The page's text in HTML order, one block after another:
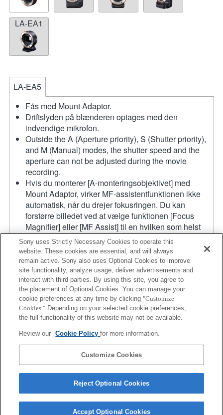
LA-EA1
LA-EA5
Fås med Mount Adaptor.
Driftslyden på blænderen optages med den
indvendige mikrofon.
Outside the A (Aperture priority), S (Shutter priority),
and M (Manual) modes, the shutter speed and the
aperture can not be adjusted during the movie
recording.
Hvis du monterer [A-monteringsobjektivet] med
Mount Adaptor, virker MF-assistentfunktionen ikke
automatisk, når du drejer fokusringen. Du kan
forstørre billedet ved at vælge funktionen [Focus
Magnifier] eller [MF Assist] til en hvilken som helst
tast i "Custom Key Settings (standard
tastindstillingerne)".
Touch-udløseren fungerer ikke.
Rystekompenseringen bliver 3-akset
(tvær-/høj-/længdeakse) med SteadyShot INSIDE.
Selvom du kan udføre autofokus, er det nogle gange
svært at fokusere på et motiv vha. denne funktion, når
du optager mørke scener, eller når et motiv er
ude af fokus.
Contact Us
Sony uses Strictly Necessary Cookies to operate this
website. These cookies are essential, and will always
remain active. Sony also uses Optional Cookies to improve
site functionality, analyze usage, deliver advertisements and
interact with third parties. By using this site, you agree to
the placement of Optional Cookies. You can manage your
cookie preferences at any time by clicking "Customize
Cookies." Depending on your selected cookie preferences,
the full functionality of this website may not be available.
Review our Cookie Policyfor more information.
Customize Cookies
Reject Optional Cookies
Accept Optional Cookies